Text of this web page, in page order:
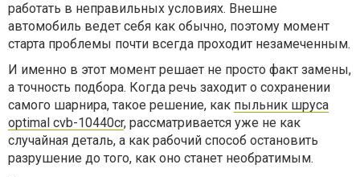
работать в неправильных условиях. Внешне
автомобиль ведет себя как обычно, поэтому момент
старта проблемы почти всегда проходит незамеченным.
И именно в этот момент решает не просто факт замены,
а точность подбора. Когда речь заходит о сохранении
самого шарнира, такое решение, как пыльник шруса
optimal cvb-10440cr, рассматривается уже не как
случайная деталь, а как рабочий способ остановить
разрушение до того, как оно станет необратимым.